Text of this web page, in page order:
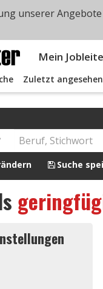
Mein
Zuletzt
Suche
unserer